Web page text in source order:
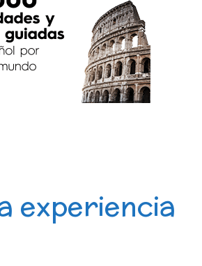
experiencia